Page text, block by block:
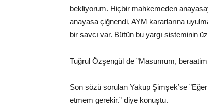
bekliyorum. Hiçbir mahkemeden
anayasa çiğnendi, AYM kararlarına
bir savcı var. Bütün bu yargı sisteminin
Tuğrul Özşengül de ”Masumum,
Son sözü sorulan Yakup Şimşek’se
etmem gerekir.” diye konuştu.